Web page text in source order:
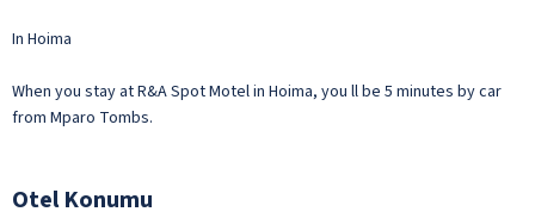
In Hoima
When you stay at R&A Spot Motel in Hoima, you ll be 5 minutes by car
from Mparo Tombs.
Otel Konumu